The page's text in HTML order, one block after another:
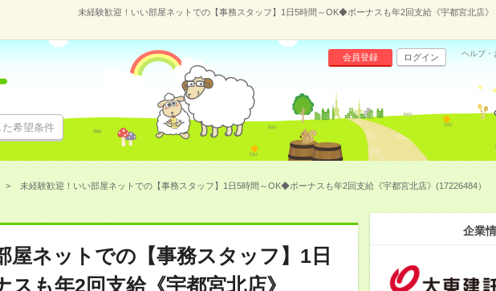
未経験歓迎！いい部屋ネットでの【事務スタッフ】1日5時間～OK◆ボーナスも年2回支給《宇都宮北店》
希望条件
会員登録 ログイン ヘルプ・
未経験歓迎！いい部屋ネットでの【事務スタッフ】1日5時間～OK◆ボーナスも年2回支給《宇都宮北店》(17226484）
屋ネットでの【事務スタッフ】1日
も年2回支給《宇都宮北店》
企業